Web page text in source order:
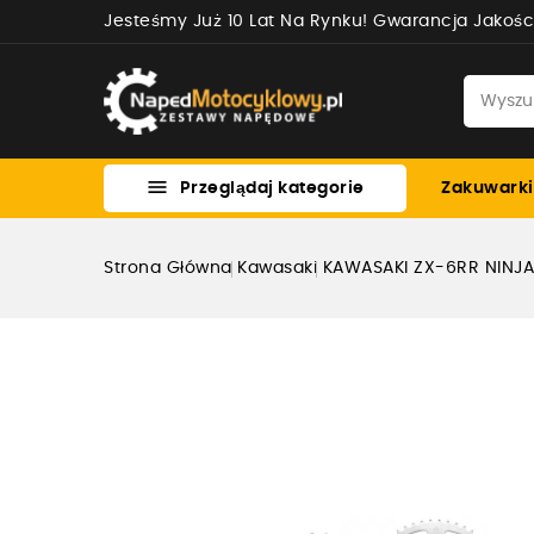
Jesteśmy Już 10 Lat Na Rynku! Gwarancja
 Przeglądaj kategorie
Strona Główna Kawasaki KAWASAKI ZX-6RR